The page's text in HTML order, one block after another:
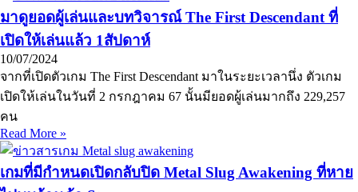
มาดูยอดผู้เล่นและบทวิจารณ์ The First Descendant ที่
เปิดให้เล่นแล้ว 1สัปดาห์
10/07/2024
จากที่เปิดตัวเกม The First Descendant มาในระยะเวลานึ่ง ตัวเกม
เปิดให้เล่นในวันที่ 2 กรกฎาคม 67 นั้นมียอดผู้เล่นมากถึง 229,257
คน
Read More »
เกมที่มีกำหนดเปิดกลับปิด Metal Slug Awakening ที่หาย